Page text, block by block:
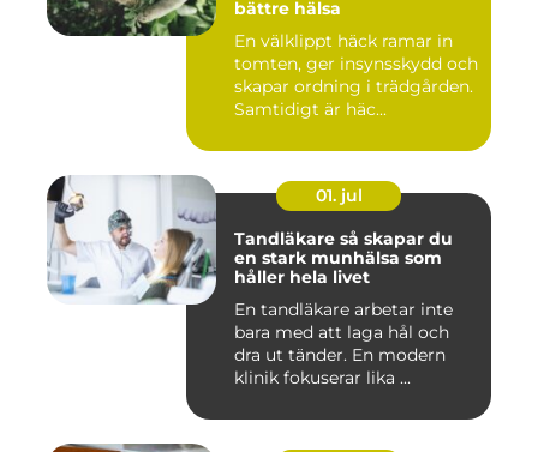
bättre hälsa
En välklippt häck ramar in
tomten, ger insynsskydd och
skapar ordning i trädgården.
Samtidigt är häc...
01. jul
Tandläkare så skapar du
en stark munhälsa som
håller hela livet
En tandläkare arbetar inte
bara med att laga hål och
dra ut tänder. En modern
klinik fokuserar lika ...